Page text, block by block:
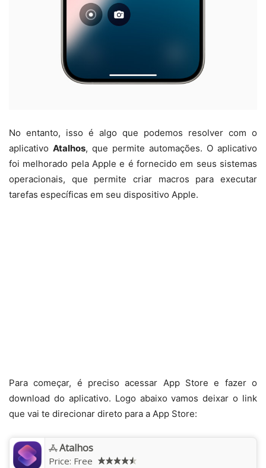
No entanto, isso é algo que podemos resolver com o
aplicativo Atalhos, que permite automações. O aplicativo
foi melhorado pela Apple e é fornecido em seus sistemas
operacionais, que permite criar macros para executar
tarefas específicas em seu dispositivo Apple.
Para começar, é preciso acessar App Store e fazer o
download do aplicativo. Logo abaixo vamos deixar o link
que vai te direcionar direto para a App Store:
Atalhos
Price: Free